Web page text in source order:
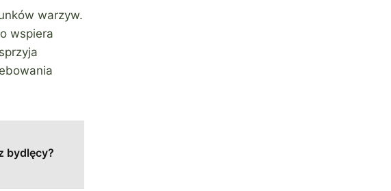
warzyw.
wspiera
bydlęcy?